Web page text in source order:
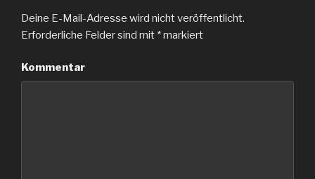
Deine E-Mail-Adresse wird nicht veröffentlicht.
Erforderliche Felder sind mit *markiert
Kommentar